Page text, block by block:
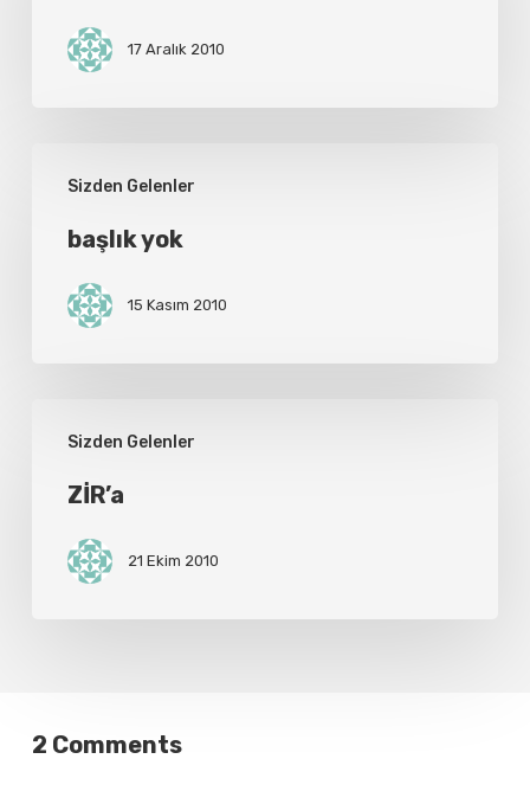
17 Aralık 2010
Sizden Gelenler
başlık yok
15 Kasım 2010
Sizden Gelenler
ZİR’a
21 Ekim 2010
2 Comments